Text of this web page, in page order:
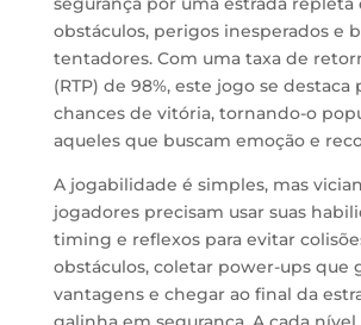
obstáculos, perigos inesperados e
tentadores. Com uma taxa de
(RTP) de 98%, este jogo se destaca
chances de vitória, tornando-o
aqueles que buscam emoção e
A jogabilidade é simples, mas
jogadores precisam usar suas
timing e reflexos para evitar
obstáculos, coletar power-ups que
vantagens e chegar ao final da